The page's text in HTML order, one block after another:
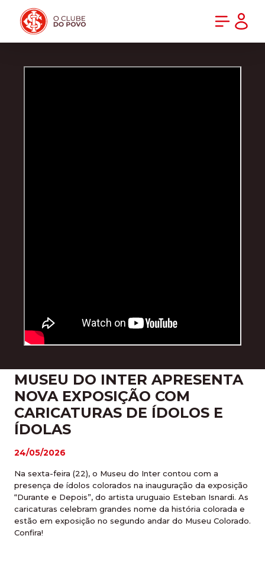
MUSEU DO INTER APRESENTA
NOVA EXPOSIÇÃO COM
CARICATURAS DE ÍDOLOS E
ÍDOLAS
24/05/2026
Na sexta-feira (22), o Museu do Inter contou com a
presença de ídolos colorados na inauguração da exposição
“Durante e Depois”, do artista uruguaio Esteban Isnardi. As
caricaturas celebram grandes nome da história colorada e
estão em exposição no segundo andar do Museu Colorado.
Confira!